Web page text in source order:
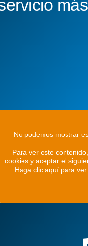
No podemos mostrar
Para ver este
cookies y aceptar el
Haga clic aquí para